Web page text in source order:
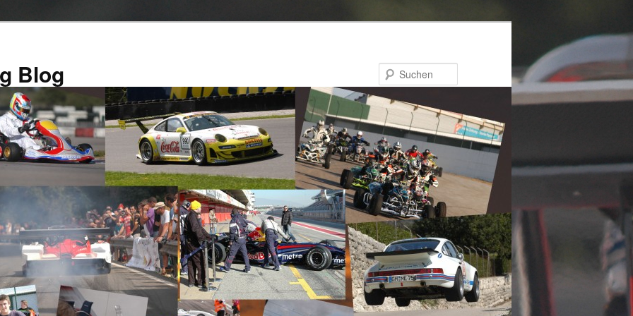
Blog